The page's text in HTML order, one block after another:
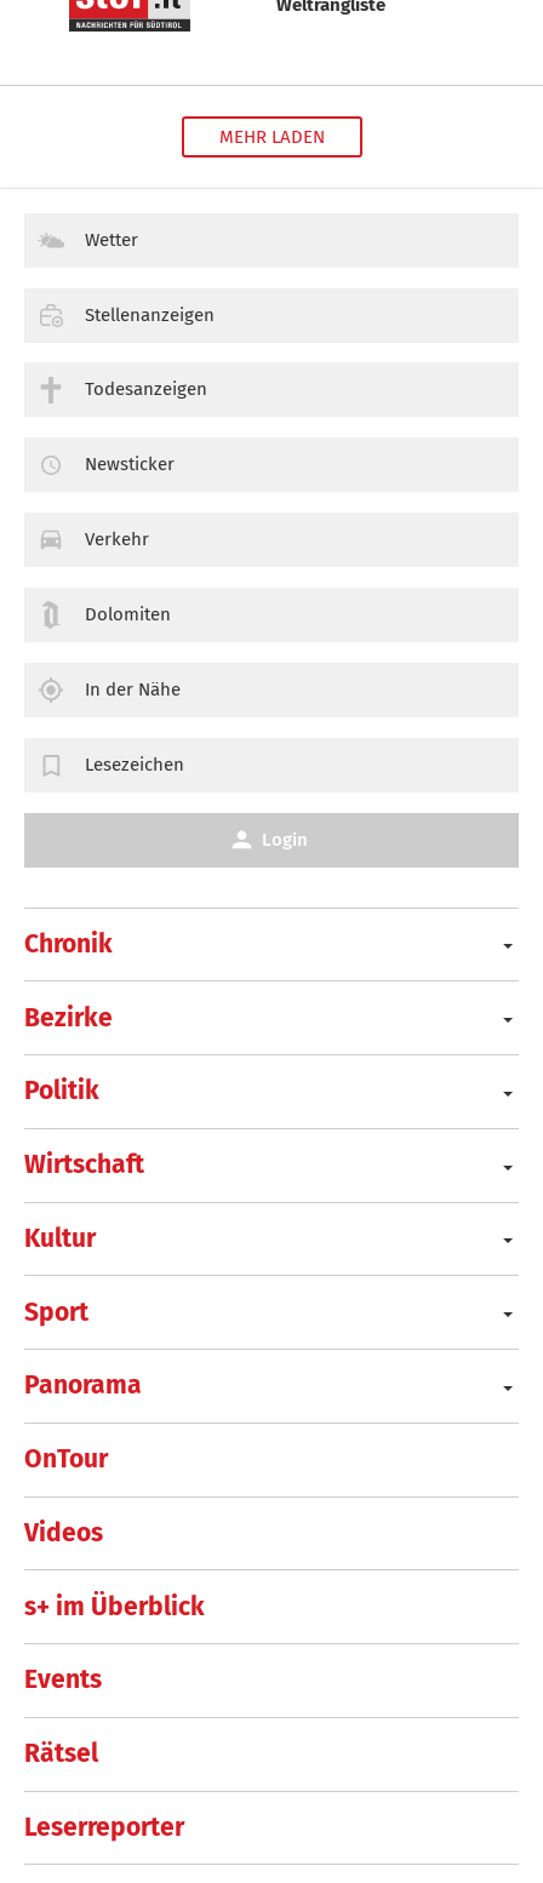
Weltrangliste
MEHR LADEN
Chronik
Bezirke
Politik
Wirtschaft
Kultur
Sport
Panorama
OnTour
Videos
s+ im Überblick
Events
Rätsel
Leserreporter
Wetter
Stellenanzeigen
Todesanzeigen
Newsticker
Verkehr
Dolomiten
In der Nähe
Lesezeichen
Login